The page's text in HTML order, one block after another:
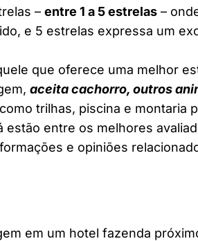
– entre 1 a 5 estrelas –
e 5 estrelas expressa um
que oferece uma melhor
aceita cachorro, outros
trilhas, piscina e montaria
estão entre os melhores
e opiniões
em um hotel fazenda